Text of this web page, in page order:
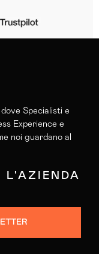
Specialisti e
Experience e
noi guardano al
L'AZIENDA